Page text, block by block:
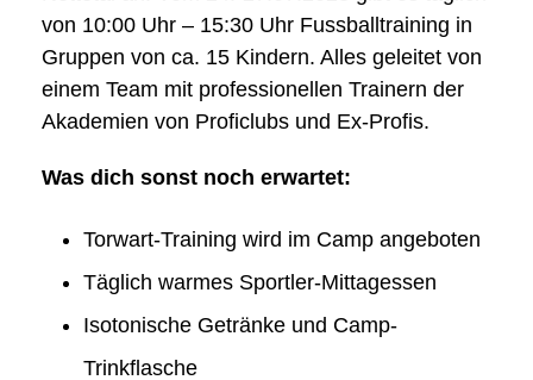
von 10:00 Uhr – 15:30 Uhr Fussballtraining in
Gruppen von ca. 15 Kindern. Alles geleitet von
einem Team mit professionellen Trainern der
Akademien von Proficlubs und Ex-Profis.
Was dich sonst noch erwartet:
Torwart-Training wird im Camp angeboten
Täglich warmes Sportler-Mittagessen
Isotonische Getränke und Camp-
Trinkflasche